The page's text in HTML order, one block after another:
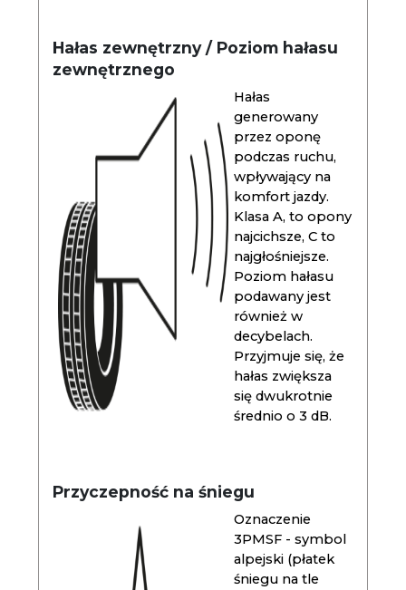
Hałas zewnętrzny / Poziom hałasu
zewnętrznego
Hałas
generowany
przez oponę
podczas ruchu,
wpływający na
komfort jazdy.
Klasa A, to opony
najcichsze, C to
najgłośniejsze.
Poziom hałasu
podawany jest
również w
decybelach.
Przyjmuje się, że
hałas zwiększa
się dwukrotnie
średnio o 3 dB.
Przyczepność na śniegu
Oznaczenie
3PMSF - symbol
alpejski (płatek
śniegu na tle